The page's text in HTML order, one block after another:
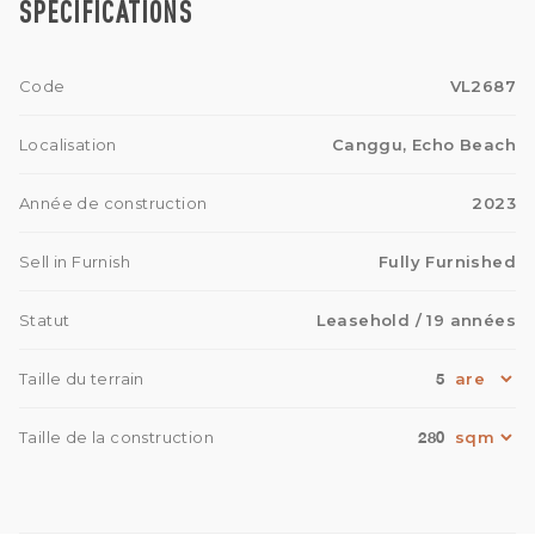
SPÉCIFICATIONS
Code VL2687
Localisation Canggu, Echo Beach
Année de construction 2023
Sell in Furnish Fully Furnished
Statut Leasehold / 19 années
Taille du terrain 5
Taille de la construction 280